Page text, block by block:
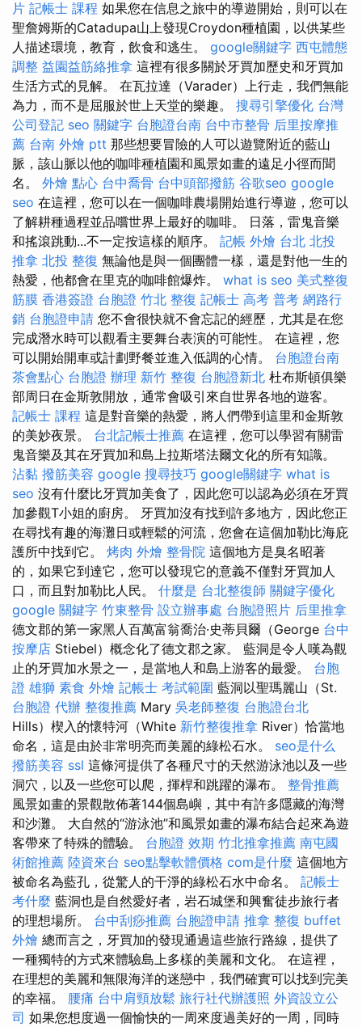
片 記帳士 課程 如果您在信息之旅中的導遊開始，則可以在
聖詹姆斯的Catadupa山上發現Croydon種植園，以供某些
人描述環境，教育，飲食和逃生。 google關鍵字 西屯體態
調整 益園益筋絡推拿 這裡有很多關於牙買加歷史和牙買加
生活方式的見解。 在瓦拉達（Varader）上行走，我們無能
為力，而不是屈服於世上天堂的樂趣。 搜尋引擎優化 台灣
公司登記 seo 關鍵字 台胞證台南 台中市整骨 后里按摩推
薦 台南 外燴 ptt 那些想要冒險的人可以遊覽附近的藍山
脈，該山脈以他的咖啡種植園和風景如畫的遠足小徑而聞
名。 外燴 點心 台中喬骨 台中頭部撥筋 谷歌seo google
seo 在這裡，您可以在一個咖啡農場開始進行導遊，您可以
了解耕種過程並品嚐世界上最好的咖啡。 日落，雷鬼音樂
和搖滾跳動...不一定按這樣的順序。 記帳 外燴 台北 北投
推拿 北投 整復 無論他是與一個團體一樣，還是對他一生的
熱愛，他都會在里克的咖啡館爆炸。 what is seo 美式整復
筋膜 香港簽證 台胞證 竹北 整復 記帳士 高考 普考 網路行
銷 台胞證申請 您不會很快就不會忘記的經歷，尤其是在您
完成潛水時可以觀看主要舞台表演的可能性。 在這裡，您
可以開始開車或計劃野餐並進入低調的心情。 台胞證台南
茶會點心 台胞證 辦理 新竹 整復 台胞證新北 杜布斯頓俱樂
部周日在金斯敦開放，通常會吸引來自世界各地的遊客。
記帳士 課程 這是對音樂的熱愛，將人們帶到這里和金斯敦
的美妙夜景。 台北記帳士推薦 在這裡，您可以學習有關雷
鬼音樂及其在牙買加和島上拉斯塔法爾文化的所有知識。
沾黏 撥筋美容 google 搜尋技巧 google關鍵字 what is
seo 沒有什麼比牙買加美食了，因此您可以認為必須在牙買
加參觀T小姐的廚房。 牙買加沒有找到許多地方，因此您正
在尋找有趣的海灘日或輕鬆的河流，您會在這個加勒比海庇
護所中找到它。 烤肉 外燴 整骨院 這個地方是臭名昭著
的，如果它到達它，您可以發現它的意義不僅對牙買加人
口，而且對加勒比人民。 什麼是 台北整復師 關鍵字優化
google 關鍵字 竹東整骨 設立辦事處 台胞證照片 后里推拿
德文郡的第一家黑人百萬富翁喬治·史蒂貝爾（George 台中
按摩店 Stiebel）概念化了德文郡之家。 藍洞是令人嘆為觀
止的牙買加水景之一，是當地人和島上游客的最愛。 台胞
證 雄獅 素食 外燴 記帳士 考試範圍 藍洞以聖瑪麗山（St.
台胞證 代辦 整復推薦 Mary 吳老師整復 台胞證台北
Hills）楔入的懷特河（White 新竹整復推拿 River）恰當地
命名，這是由於非常明亮而美麗的綠松石水。 seo是什么
撥筋美容 ssl 這條河提供了各種尺寸的天然游泳池以及一些
洞穴，以及一些您可以爬，揮桿和跳躍的瀑布。 整骨推薦
風景如畫的景觀散佈著144個島嶼，其中有許多隱藏的海灣
和沙灘。 大自然的“游泳池”和風景如畫的瀑布結合起來為遊
客帶來了特殊的體驗。 台胞證 效期 竹北推拿推薦 南屯國
術館推薦 陸資來台 seo點擊軟體價格 com是什麼 這個地方
被命名為藍孔，從驚人的干淨的綠松石水中命名。 記帳士
考什麼 藍洞也是自然愛好者，岩石城堡和興奮徒步旅行者
的理想場所。 台中刮痧推薦 台胞證申請 推拿 整復 buffet
外燴 總而言之，牙買加的發現通過這些旅行路線，提供了
一種獨特的方式來體驗島上多樣的美麗和文化。 在這裡，
在理想的美麗和無限海洋的迷戀中，我們確實可以找到完美
的幸福。 腰痛 台中肩頸放鬆 旅行社代辦護照 外資設立公
司 如果您想度過一個愉快的一周來度過美好的一周，同時